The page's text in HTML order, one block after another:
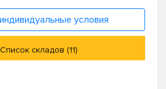
условия
Список складов (11)